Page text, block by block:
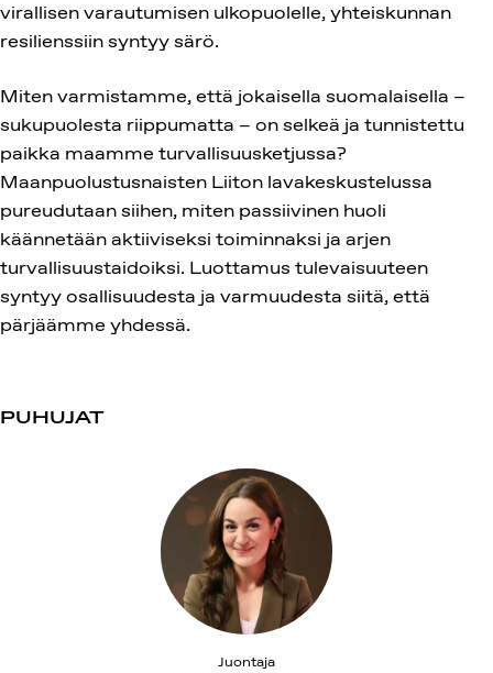
virallisen varautumisen ulkopuolelle, yhteiskunnan
resilienssiin syntyy särö.
Miten varmistamme, että jokaisella suomalaisella –
sukupuolesta riippumatta – on selkeä ja tunnistettu
paikka maamme turvallisuusketjussa?
Maanpuolustusnaisten Liiton lavakeskustelussa
pureudutaan siihen, miten passiivinen huoli
käännetään aktiiviseksi toiminnaksi ja arjen
turvallisuustaidoiksi. Luottamus tulevaisuuteen
syntyy osallisuudesta ja varmuudesta siitä, että
pärjäämme yhdessä.
PUHUJAT
Juontaja